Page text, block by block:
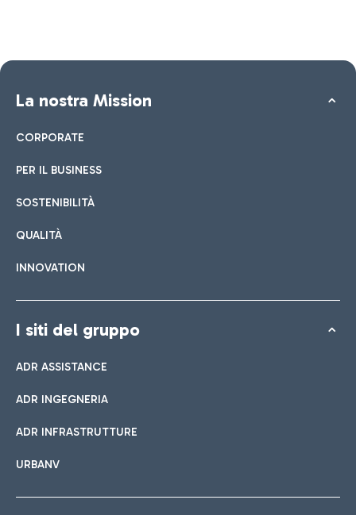
La nostra Mission
CORPORATE
PER IL BUSINESS
SOSTENIBILITÀ
QUALITÀ
INNOVATION
I siti del gruppo
ADR ASSISTANCE
ADR INGEGNERIA
ADR INFRASTRUTTURE
URBANV